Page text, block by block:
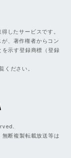
したサービスです。
、著作権者からコン
示す登録商標（登録
ださい。
断複製転載放送等は